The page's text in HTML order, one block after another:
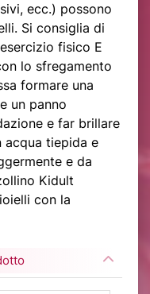
ecc.) possono
Si consiglia di
fisico E
lo sfregamento
formare una
un panno
e far brillare
acqua tiepida e
e da
Kidult
con la